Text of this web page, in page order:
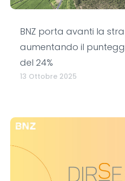
BNZ porta avanti la
aumentando il
del 24%
13 Ottobre 2025